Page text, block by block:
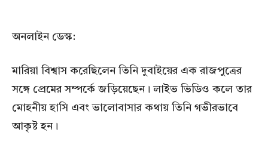
অনলাইন ডেস্ক:
মারিয়া বিশ্বাস করেছিলেন তিনি দুবাইয়ের এক রাজপুত্রের
সঙ্গে প্রেমের সম্পর্কে জড়িয়েছেন। লাইভ ভিডিও কলে তার
মোহনীয় হাসি এবং ভালোবাসার কথায় তিনি গভীরভাবে
আকৃষ্ট হন।